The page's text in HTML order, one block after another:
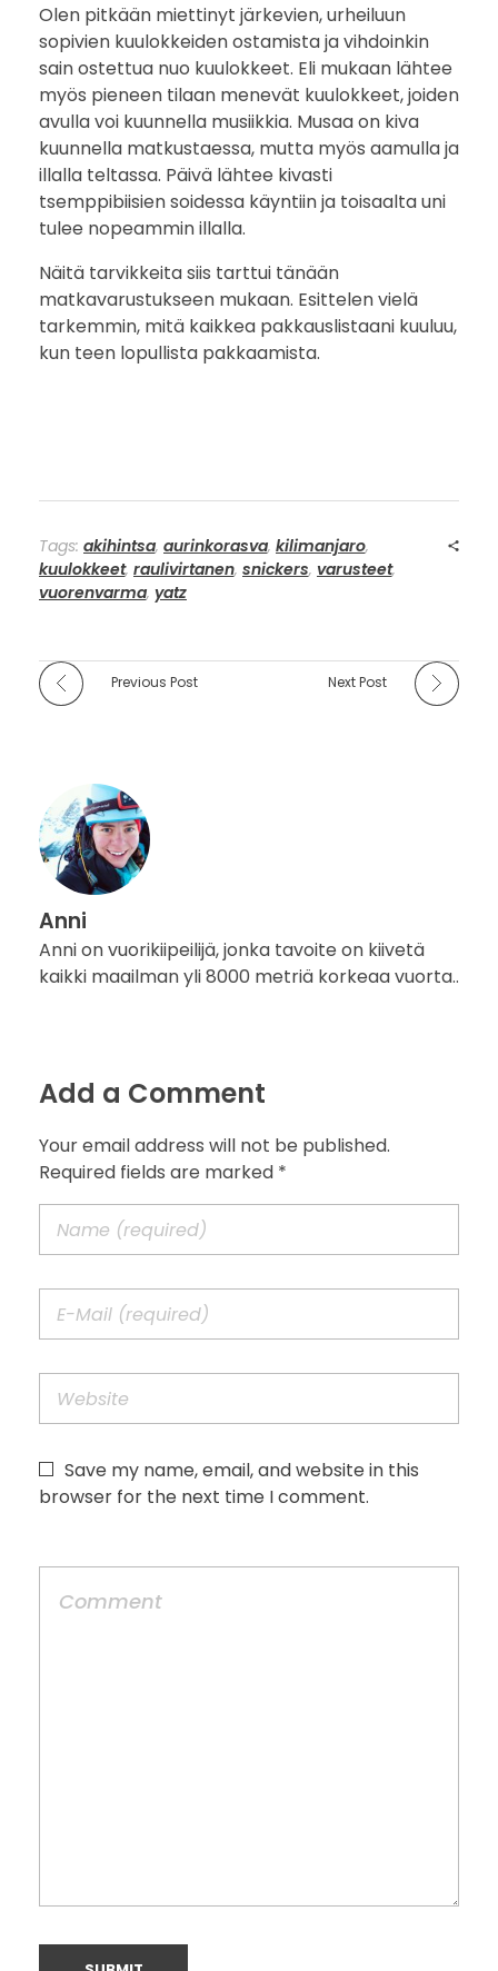
Olen pitkään miettinyt järkevien, urheiluun
sopivien kuulokkeiden ostamista ja vihdoinkin
sain ostettua nuo kuulokkeet. Eli mukaan lähtee
myös pieneen tilaan menevät kuulokkeet, joiden
avulla voi kuunnella musiikkia. Musaa on kiva
kuunnella matkustaessa, mutta myös aamulla ja
illalla teltassa. Päivä lähtee kivasti
tsemppibiisien soidessa käyntiin ja toisaalta uni
tulee nopeammin illalla.
Näitä tarvikkeita siis tarttui tänään
matkavarustukseen mukaan. Esittelen vielä
tarkemmin, mitä kaikkea pakkauslistaani kuuluu,
kun teen lopullista pakkaamista.
Tags: akihintsa, aurinkorasva, kilimanjaro,
kuulokkeet, raulivirtanen, snickers, varusteet,
vuorenvarma, yatz
Previous Post Next Post
Anni
Anni on vuorikiipeilijä, jonka tavoite on kiivetä
kaikki maailman yli 8000 metriä korkeaa vuorta..
Add a Comment
Your email address will not be published.
Required fields are marked *
Save my name, email, and website in this
browser for the next time I comment.